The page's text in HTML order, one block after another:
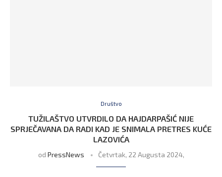
Društvo
TUŽILAŠTVO UTVRDILO DA HAJDARPAŠIĆ NIJE
SPRJEČAVANA DA RADI KAD JE SNIMALA PRETRES KUĆE
LAZOVIĆA
od PressNews Četvrtak, 22 Augusta 2024,